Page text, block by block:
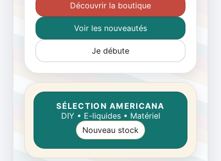
Découvrir la boutique
Voir les nouveautés
Je débute
SÉLECTION AMERICANA
DIY • E-liquides • Matériel
Nouveau stock